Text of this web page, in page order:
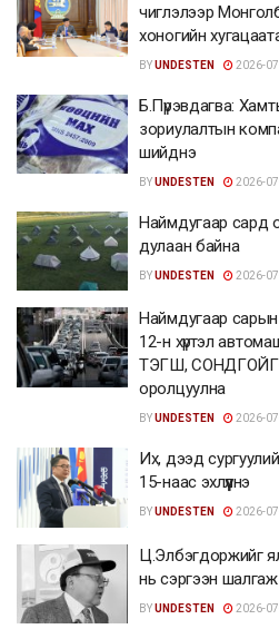
чиглэлээр
хоногийн
BYUNDESTEN 2026-
Б.Пүрэвдагва:
зориулалтын
шийднэ
BYUNDESTEN 2026-
Наймдугаар сард
дулаан байна
BYUNDESTEN 2026-
Наймдугаар сарын
12-н хүртэл
ТЭГШ,
оролцуулна
BYUNDESTEN 2026-
Их, дээд
15-наас эхлүүлнэ
BYUNDESTEN 2026-
Ц.Элбэгдоржийг
нь сэргээн
BYUNDESTEN 2026-